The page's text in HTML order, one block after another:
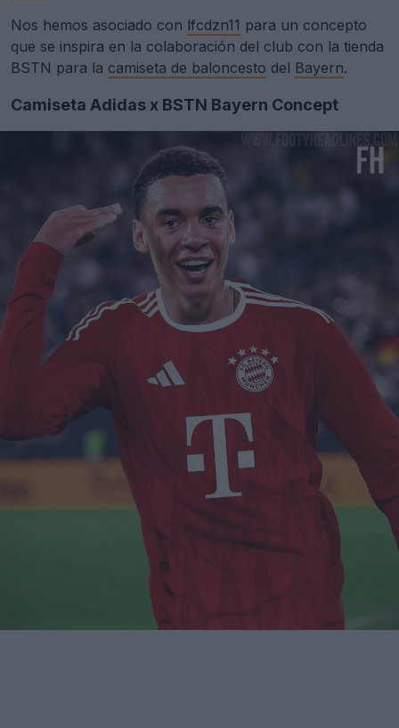
Nos hemos asociado con lfcdzn11 para un concepto
que se inspira en la colaboración del club con la tienda
BSTN para la camiseta de baloncesto del Bayern.
Camiseta Adidas x BSTN Bayern Concept